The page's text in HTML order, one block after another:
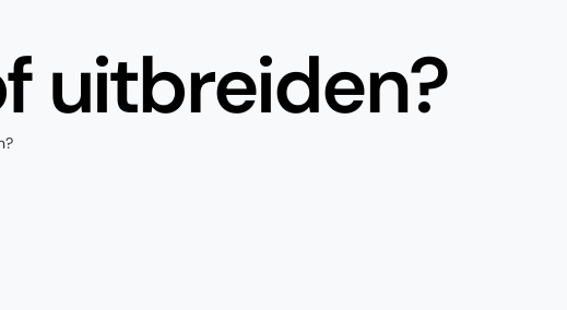
uitbreiden?